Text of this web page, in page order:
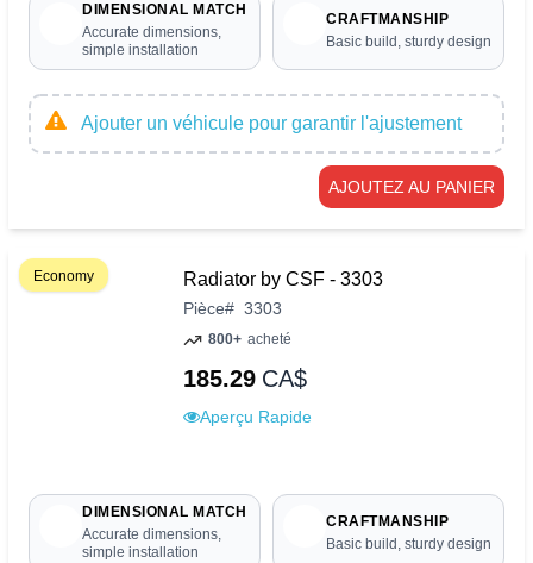
DIMENSIONAL MATCH
Accurate dimensions,
simple installation
CRAFTMANSHIP
Basic build, sturdy design
Ajouter un véhicule pour garantir l'ajustement
AJOUTEZ AU PANIER
Economy Radiator by CSF - 3303
Pièce# 3303
800+ acheté
185.29 CA$
Aperçu Rapide
DIMENSIONAL MATCH
Accurate dimensions,
simple installation
CRAFTMANSHIP
Basic build, sturdy design